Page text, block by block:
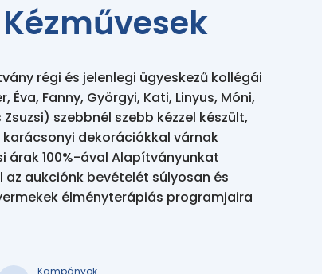
régi és jelenlegi ügyeskezű kollégái
Éva, Fanny, Györgyi, Kati, Linyus, Móni,
Zsuzsi) szebbnél szebb kézzel készült,
dekorációkkal várnak
árak 100%-ával Alapítványunkat
aukciónk bevételét súlyosan és
élményterápiás programjaira
Kampányok